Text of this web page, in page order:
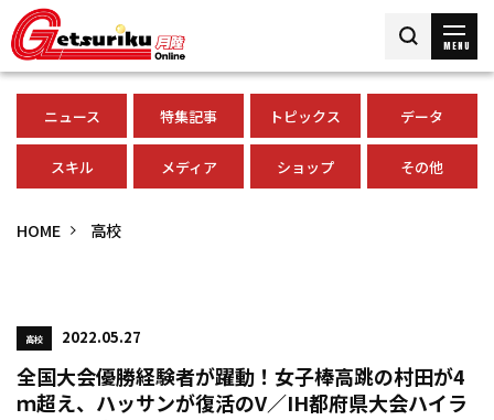
MENU
ニュース 特集記事 トピックス データ
スキル メディア ショップ その他
HOME 高校
高校 2022.05.27
全国大会優勝経験者が躍動！女子棒高跳の村田が4
ｍ超え、ハッサンが復活のV／IH都府県大会ハイラ